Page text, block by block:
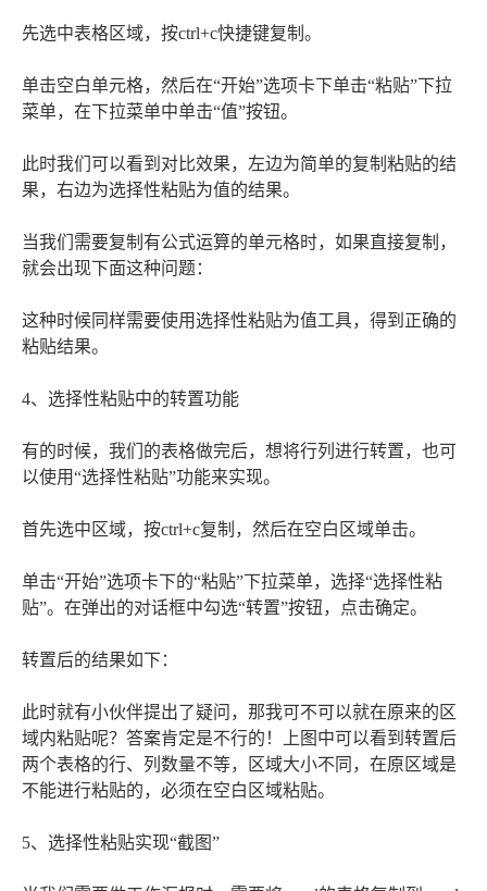
先选中表格区域，按ctrl+c快捷键复制。
单击空白单元格，然后在“开始”选项卡下单击“粘贴”下拉
菜单，在下拉菜单中单击“值”按钮。
此时我们可以看到对比效果，左边为简单的复制粘贴的结
果，右边为选择性粘贴为值的结果。
当我们需要复制有公式运算的单元格时，如果直接复制，
就会出现下面这种问题：
这种时候同样需要使用选择性粘贴为值工具，得到正确的
粘贴结果。
4、选择性粘贴中的转置功能
有的时候，我们的表格做完后，想将行列进行转置，也可
以使用“选择性粘贴”功能来实现。
首先选中区域，按ctrl+c复制，然后在空白区域单击。
单击“开始”选项卡下的“粘贴”下拉菜单，选择“选择性粘
贴”。在弹出的对话框中勾选“转置”按钮，点击确定。
转置后的结果如下：
此时就有小伙伴提出了疑问，那我可不可以就在原来的区
域内粘贴呢？答案肯定是不行的！上图中可以看到转置后
两个表格的行、列数量不等，区域大小不同，在原区域是
不能进行粘贴的，必须在空白区域粘贴。
5、选择性粘贴实现“截图”